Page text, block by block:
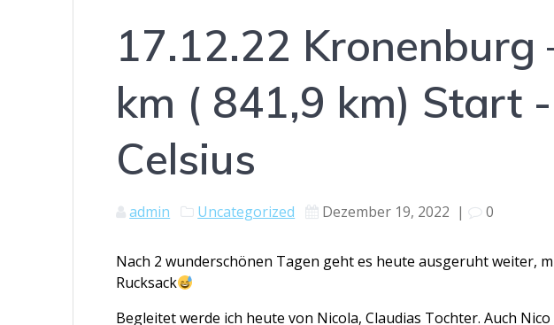
17.12.22 Kronenburg
km ( 841,9 km) Start
Celsius
admin Uncategorized Dezember 19, 2022 | 0
Nach 2 wunderschönen Tagen geht es heute ausgeruht weiter,
Rucksack
Begleitet werde ich heute von Nicola, Claudias Tochter. Auch